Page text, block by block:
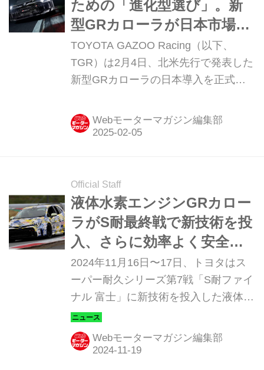
発表もまもなく行われそうだ。
ための「進化型選び」。新
型GRカローラが日本市場で
の受注を開始【どうせなら
トップを狙え編】
TOYOTA GAZOO Racing（以下、
TGR）は2月4日、北米先行で発表した
新型GRカローラの日本導入を正式に
ンからの学びを生かして、限界領域は
もちろん日常使いにおいても「ずっと
たってご紹介。前編は、かつてない
「速さ」を極めたこだわりポイントで
す。 限界性能を安定して楽しめる、洗
練された冷却性能 2024年8月２日に米
国で発表された進化型GRカローラ
の、日本仕様車がついに発表されまし
た。プロドライバー、評価ドライバ
ー、そしてマスタ―ドライバーのモリ
ゾウからのフィードバックといった...
Webモーターマガジン編集部
Official Staff
液体水素エンジンGRカロー
ラがS耐最終戦で新技術を投
入、さらに効率よく安全な
水素社会実現へ
2024年11月16日〜17日、トヨタはス
ーパー耐久シリーズ第7戦「S耐ファイ
ナル 富士」に新技術を投入した液体水
素エンジン車「#32 ORC ROOKIE GR
Corolla H2 Concept」（以下、液体水
素エンジンGRカローラ）を投入し、
Webモーターマガジン編集部